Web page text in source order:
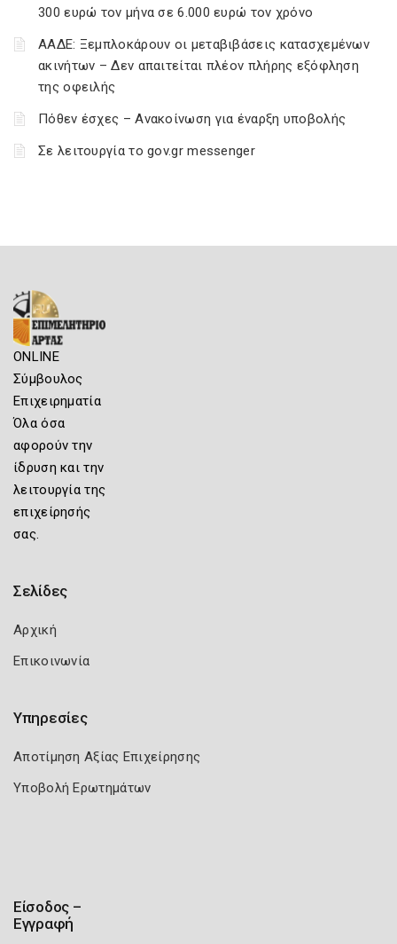
300 ευρώ τον μήνα σε 6.000 ευρώ τον χρόνο
ΑΑΔΕ: Ξεμπλοκάρουν οι μεταβιβάσεις κατασχεμένων
ακινήτων – Δεν απαιτείται πλέον πλήρης εξόφληση
της οφειλής
Πόθεν έσχες – Ανακοίνωση για έναρξη υποβολής
Σε λειτουργία το gov.gr messenger
ONLINE
Σύμβουλος
Επιχειρηματία
Όλα όσα
αφορούν την
ίδρυση και την
λειτουργία της
επιχείρησής
σας.
Σελίδες
Αρχική
Επικοινωνία
Υπηρεσίες
Αποτίμηση Αξίας Επιχείρησης
Υποβολή Ερωτημάτων
Είσοδος –
Εγγραφή